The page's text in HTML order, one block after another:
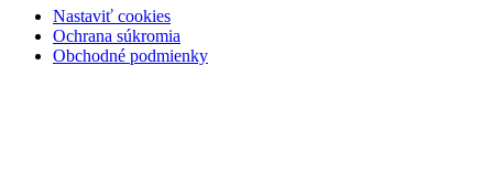
Nastaviť cookies
Ochrana súkromia
Obchodné podmienky